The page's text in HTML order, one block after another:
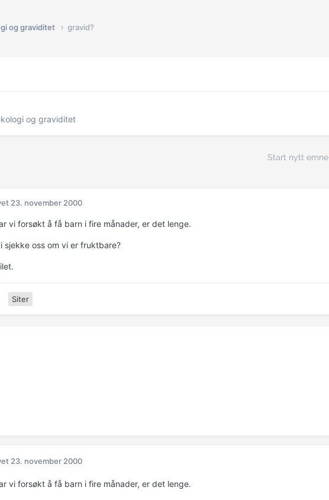
og graviditet gravid?
og graviditet
Start nytt emne
23. november 2000
vi forsøkt å få barn i fire månader, er det lenge.
sjekke oss om vi er fruktbare?
Siter
23. november 2000
vi forsøkt å få barn i fire månader, er det lenge.